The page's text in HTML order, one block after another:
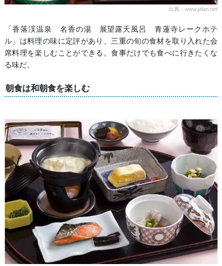
出典：www.jalan.net
「香落渓温泉 名香の湯 展望露天風呂 青蓮寺レークホテ
ル」は料理の味に定評があり、三重の旬の食材を取り入れた会
席料理を楽しむことができる。食事だけでも食べに行きたくな
る味だ。
朝食は和朝食を楽しむ